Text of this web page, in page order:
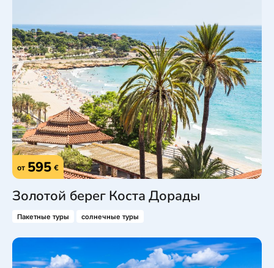
от 595 €
Золотой берег Коста Дорады
Пакетные туры солнечные туры